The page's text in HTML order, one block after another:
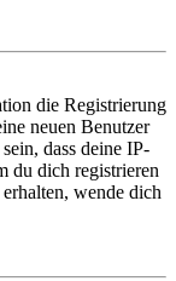
die Registrierung
neuen Benutzer
dass deine IP-
du dich registrieren
wende dich